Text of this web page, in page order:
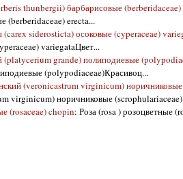
thunbergii) барбарисовые (berberidaceae)
(berberidaceae) erecta...
(carex siderosticta) осоковые (cyperaceae)
variegataЦвет...
grande) полиподиевые
(polypodiaceae)Красивоц...
(veronicastrum virginicum)
virginicum) норичниковые
(rosaceae) chopin: Роза (rosa ) розоцветные